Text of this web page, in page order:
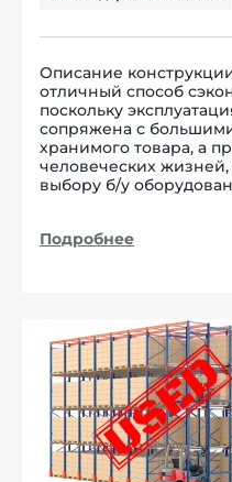
Описание
отличный способ
поскольку
сопряжена с
хранимого товара, а
человеческих
выбору б/у
Подробнее